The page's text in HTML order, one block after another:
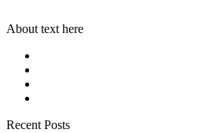
About text here
Recent Posts